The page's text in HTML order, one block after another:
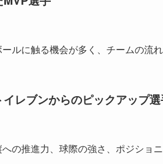
ールに触る機会が多く、チームの
レブンからのピックアップ
への推進力、球際の強さ、ポジショ